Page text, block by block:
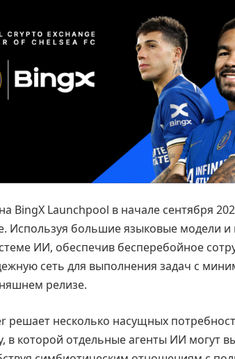
BingX Launchpool в начале сентября
Используя большие языковые модели
ИИ, обеспечив бесперебойное
сеть для выполнения задач с
релизе.
несколько насущных
в которой отдельные агенты ИИ могут